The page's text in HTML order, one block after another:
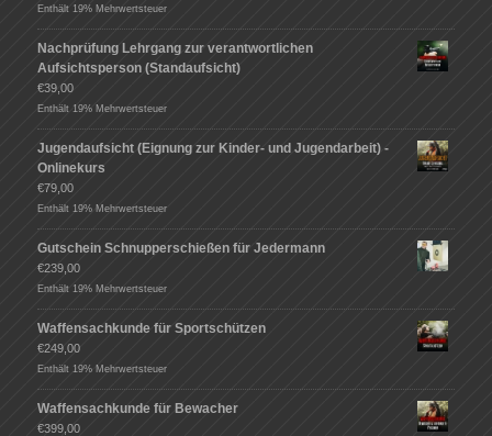
Enthält 19% Mehrwertsteuer
Nachprüfung Lehrgang zur verantwortlichen
Aufsichtsperson (Standaufsicht)
€39,00
Enthält 19% Mehrwertsteuer
Jugendaufsicht (Eignung zur Kinder- und Jugendarbeit) -
Onlinekurs
€79,00
Enthält 19% Mehrwertsteuer
Gutschein Schnupperschießen für Jedermann
€239,00
Enthält 19% Mehrwertsteuer
Waffensachkunde für Sportschützen
€249,00
Enthält 19% Mehrwertsteuer
Waffensachkunde für Bewacher
€399,00